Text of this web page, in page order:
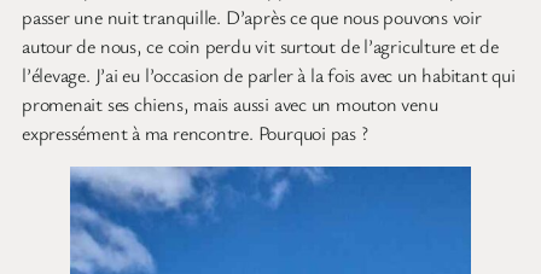
passer une nuit tranquille. D’après ce que nous pouvons voir
autour de nous, ce coin perdu vit surtout de l’agriculture et de
l’élevage. J’ai eu l’occasion de parler à la fois avec un habitant qui
promenait ses chiens, mais aussi avec un mouton venu
expressément à ma rencontre. Pourquoi pas ?